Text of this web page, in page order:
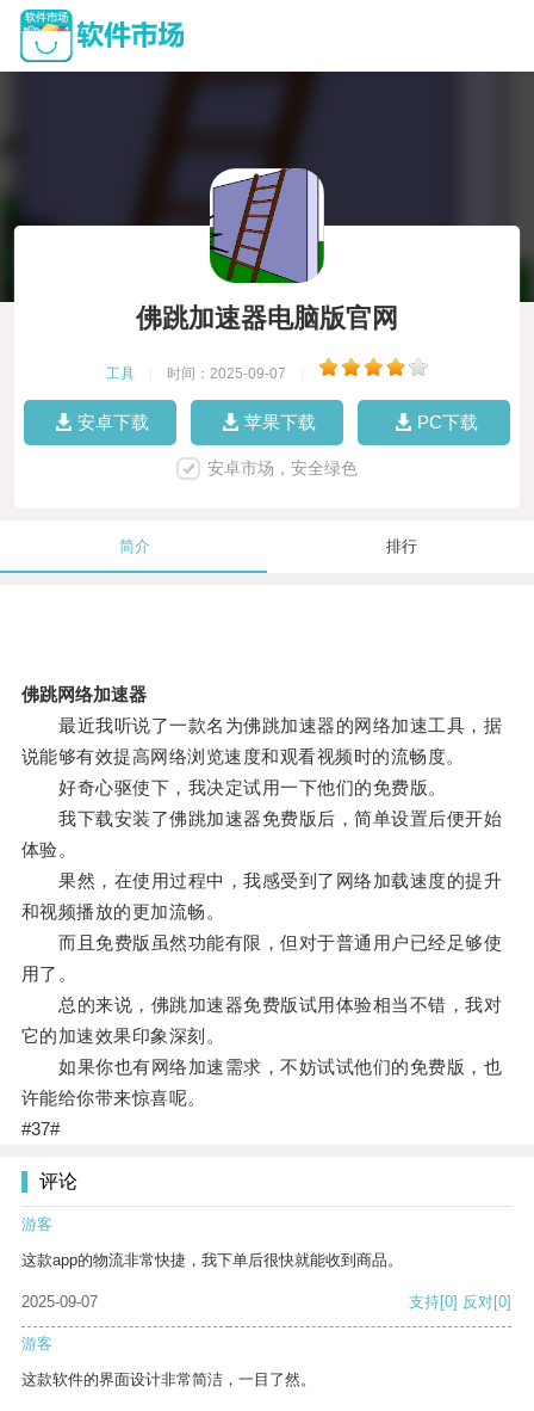
佛跳加速器电脑版官网
工具 时间：2025-09-07
安卓下载 苹果下载 PC下载
安卓市场，安全绿色
简介 排行
佛跳网络加速器
最近我听说了一款名为佛跳加速器的网络加速工具，据
说能够有效提高网络浏览速度和观看视频时的流畅度。
好奇心驱使下，我决定试用一下他们的免费版。
我下载安装了佛跳加速器免费版后，简单设置后便开始
体验。
果然，在使用过程中，我感受到了网络加载速度的提升
和视频播放的更加流畅。
而且免费版虽然功能有限，但对于普通用户已经足够使
用了。
总的来说，佛跳加速器免费版试用体验相当不错，我对
它的加速效果印象深刻。
如果你也有网络加速需求，不妨试试他们的免费版，也
许能给你带来惊喜呢。
#37#
评论
游客
这款app的物流非常快捷，我下单后很快就能收到商品。
2025-09-07 支持[0] 反对[0]
游客
这款软件的界面设计非常简洁，一目了然。